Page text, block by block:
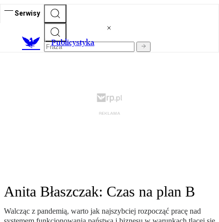
Serwisy
Publicystyka
Anita Błaszczak: Czas na plan B
Walcząc z pandemią, warto jak najszybciej rozpocząć pracę nad